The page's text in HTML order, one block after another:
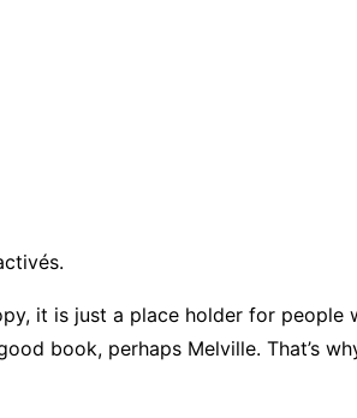
it is just a place holder for
book, perhaps Melville. That’s